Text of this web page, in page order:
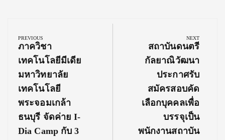
navigation
PREVIOUS
Previous
Post:
ภาควิชา
เทคโนโลยีมีเดีย
มหาวิทยาลัย
เทคโนโลยี
พระจอมเกล้า
ธนบุรี จัดค่าย I-
Dia Camp กับ 3
NEXT
Next
Post:
สถาบันดนตรี
กัลยาณิวัฒนา
ประกาศรับ
สมัครสอบคัด
เลือกบุคคลเพื่อ
บรรจุเป็น
พนักงานสถาบัน